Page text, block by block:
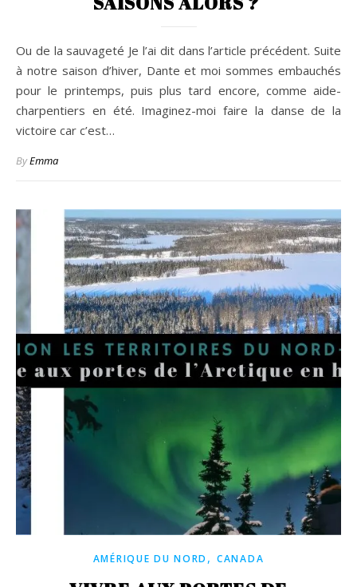
Ou de la sauvageté Je l’ai dit dans l’article précédent. Suite
à notre saison d’hiver, Dante et moi sommes embauchés
pour le printemps, puis plus tard encore, comme aide-
charpentiers en été. Imaginez-moi faire la danse de la
victoire car c’est…
ByEmma
AMÉRIQUE DU NORD , CANADA